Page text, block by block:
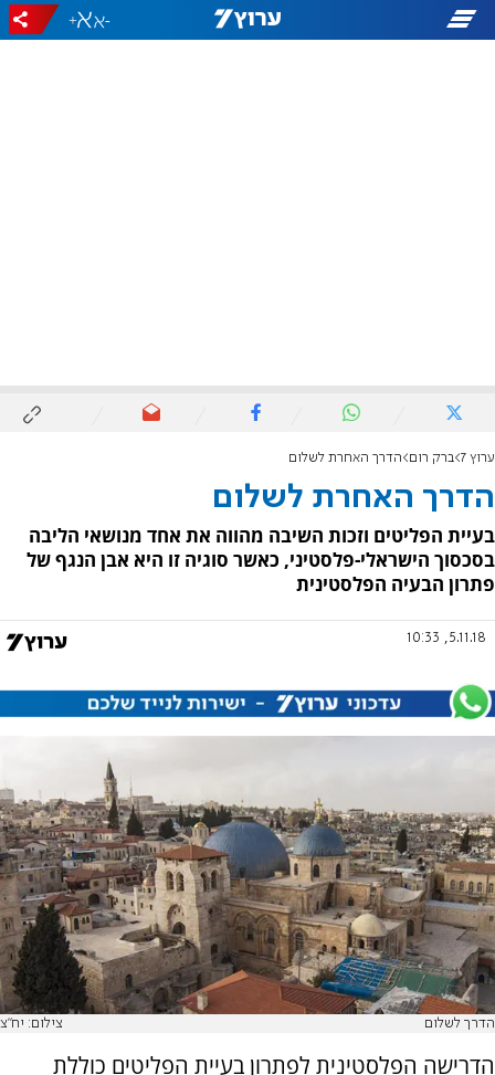
-
+
ערוץ 7 ברק רום הדרך האחרת לשלום
הדרך האחרת לשלום
בעיית הפליטים וזכות השיבה מהווה את אחד מנושאי הליבה
בסכסוך הישראלי-פלסטיני, כאשר סוגיה זו היא אבן הנגף של
פתרון הבעיה הפלסטינית
5.11.18, 10:33
הדרך לשלום צילום: יח"צ
הדרישה הפלסטינית לפתרון בעיית הפליטים כוללת